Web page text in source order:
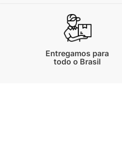
Entregamos para
todo o Brasil